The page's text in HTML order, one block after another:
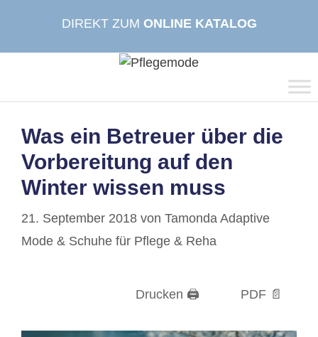
DIREKT ZUM ONLINE KATALOG
Was ein Betreuer über die
Vorbereitung auf den
Winter wissen muss
21. September 2018 von Tamonda Adaptive
Mode & Schuhe für Pflege & Reha
Drucken 🖨 PDF 📄